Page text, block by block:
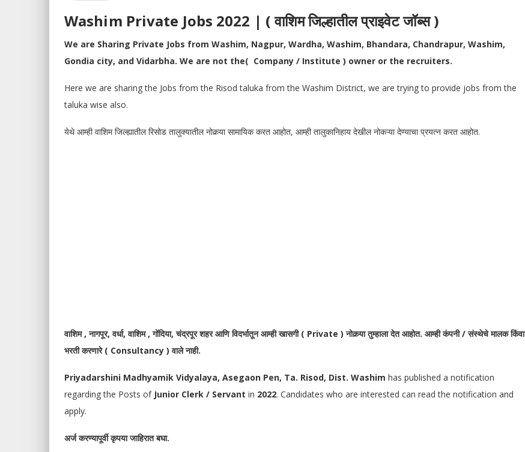
Washim Private Jobs 2022 | ( वाशिम जिल्हातील प्राइवेट जॉब्स )
We are Sharing Private Jobs from Washim, Nagpur, Wardha, Washim, Bhandara, Chandrapur, Washim,
Gondia city, and Vidarbha. We are not the( Company / Institute ) owner or the recruiters.
Here we are sharing the Jobs from the Risod taluka from the Washim District, we are trying to provide jobs from the
taluka wise also.
येथे आम्ही वाशिम जिल्ह्यातील रिसोड तालुक्यातील नोकर्‍या सामायिक करत आहोत, आम्ही तालुकानिहाय देखील नोकऱ्या देण्याचा प्रयत्न करत आहोत.
वाशिम , नागपूर, वर्धा, वाशिम , गोंदिया, चंद्रपूर शहर आणि विदर्भातून आम्ही खासगी ( Private ) नोकर्‍या तुम्हाला देत आहोत. आम्ही कंपनी / संस्थेचे मालक किंवा
भरती करणारे ( Consultancy ) वाले नाही.
Priyadarshini Madhyamik Vidyalaya, Asegaon Pen, Ta. Risod, Dist. Washim has published a notification
regarding the Posts ofJunior Clerk / Servant in 2022. Candidates who are interested can read the notification and
apply.
अर्ज करण्यापूर्वी कृपया जाहिरात बघा.